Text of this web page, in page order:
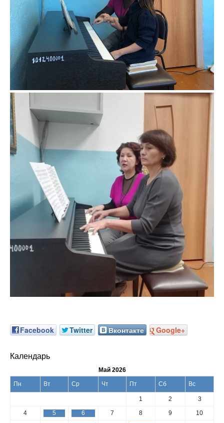
Facebook Twitter Вконтакте Google+
Календарь
Май 2026
Пн
Вт Ср Чт Пт Сб Вс
1 2
3
4
5 6 7 8 9
10